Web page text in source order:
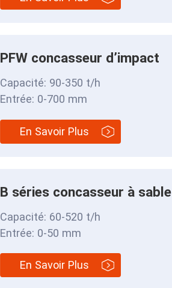
PFW concasseur d’impact
Capacité: 90-350 t/h
Entrée: 0-700 mm
En Savoir Plus
B séries concasseur à sable
Capacité: 60-520 t/h
Entrée: 0-50 mm
En Savoir Plus